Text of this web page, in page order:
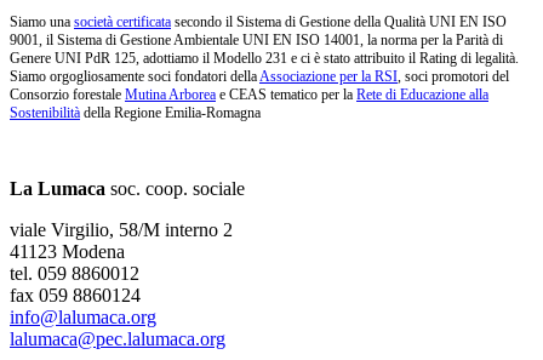
Siamo una società certificata secondo il Sistema di Gestione della Qualità UNI EN ISO
9001, il Sistema di Gestione Ambientale UNI EN ISO 14001, la norma per la Parità di
Genere UNI PdR 125, adottiamo il Modello 231 e ci è stato attribuito il Rating di legalità.
Siamo orgogliosamente soci fondatori dellaAssociazione per la RSI, soci promotori del
Consorzio forestale Mutina Arborea e CEAS tematico per la Rete di Educazione alla
Sostenibilità della Regione Emilia-Romagna
La Lumaca soc. coop. sociale
viale Virgilio, 58/M interno 2
41123 Modena
tel. 059 8860012
fax 059 8860124
info@lalumaca.org
lalumaca@pec.lalumaca.org